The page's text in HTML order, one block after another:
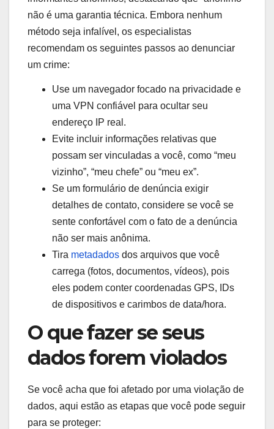
não é uma garantia técnica. Embora nenhum
método seja infalível, os especialistas
recomendam os seguintes passos ao denunciar
um crime:
Use um navegador focado na privacidade e
uma VPN confiável para ocultar seu
endereço IP real.
Evite incluir informações relativas que
possam ser vinculadas a você, como “meu
vizinho”, “meu chefe” ou “meu ex”.
Se um formulário de denúncia exigir
detalhes de contato, considere se você se
sente confortável com o fato de a denúncia
não ser mais anônima.
Tira metadados dos arquivos que você
carrega (fotos, documentos, vídeos), pois
eles podem conter coordenadas GPS, IDs
de dispositivos e carimbos de data/hora.
O que fazer se seus
dados forem violados
Se você acha que foi afetado por uma violação de
dados, aqui estão as etapas que você pode seguir
para se proteger: